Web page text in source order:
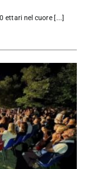
ettari nel cuore [...]